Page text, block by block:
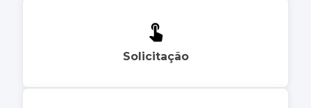
Solicitação